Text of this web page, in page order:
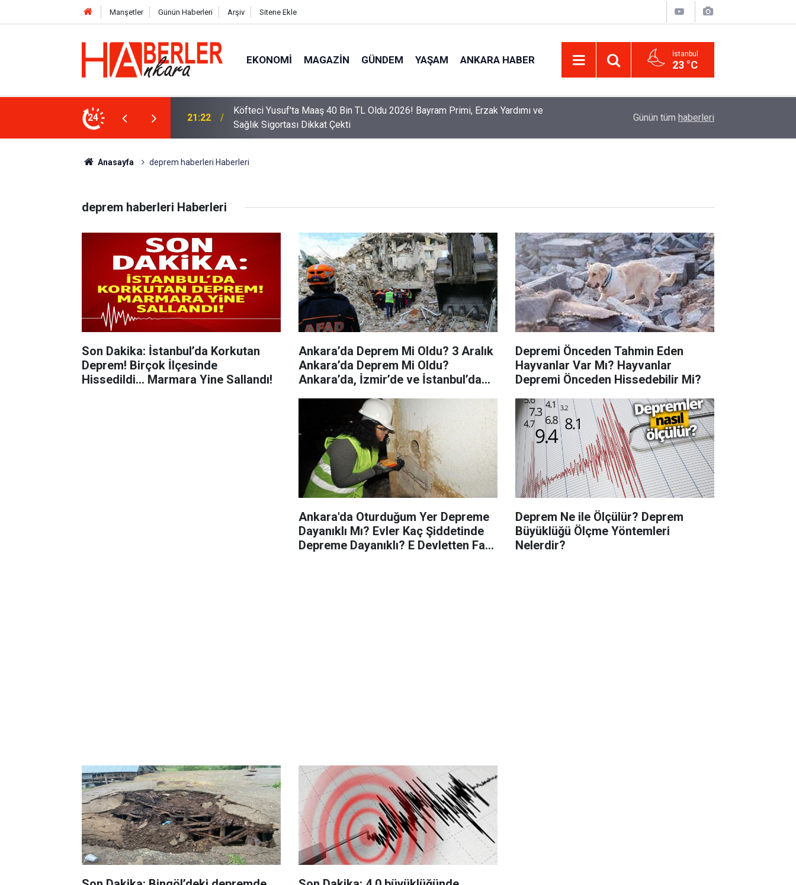
Manşetler Günün Haberleri Arşiv Sitene Ekle
EKONOMI MAGAZIN GÜNDEM YAŞAM ANKARA HABER İstanbul
23 °C
24
2026! Bayram Primi, Erzak Yardımı ve
12:33 Sürücüler Dikkat! Yeni Dönemde 3 İhlal Ehliyet İptaline Neden Olacak
Uzadı, Ödeme Kuralları Değişti
Günün tüm haberleri
Anasayfa deprem haberleri Haberleri
deprem haberleri Haberleri
Son Dakika: İstanbul’da Korkutan
Deprem! Birçok İlçesinde
Hissedildi... Marmara Yine Sallandı!
Ankara’da Deprem Mi Oldu? 3 Aralık
Ankara’da Deprem Mi Oldu?
Ankara’da, İzmir’de ve İstanbul’da
Depremi Önceden Tahmin Eden
Hayvanlar Var Mı? Hayvanlar
Depremi Önceden Hissedebilir Mi?
Ankara'da Oturduğum Yer Depreme
Dayanıklı Mı? Evler Kaç Şiddetinde
Depreme Dayanıklı? E Devletten Fay
Deprem Ne ile Ölçülür? Deprem
Büyüklüğü Ölçme Yöntemleri
Nelerdir?